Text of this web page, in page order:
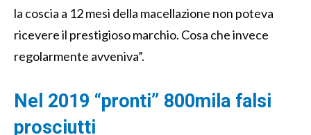
la coscia a 12 mesi della macellazione non poteva
ricevere il prestigioso marchio. Cosa che invece
regolarmente avveniva”.
Nel 2019 “pronti” 800mila falsi
prosciutti